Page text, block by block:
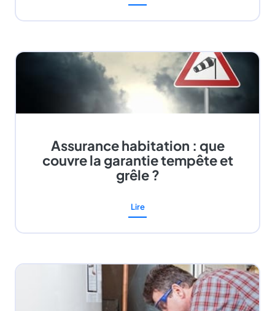
Assurance habitation : que
couvre la garantie tempête et
grêle ?
Lire